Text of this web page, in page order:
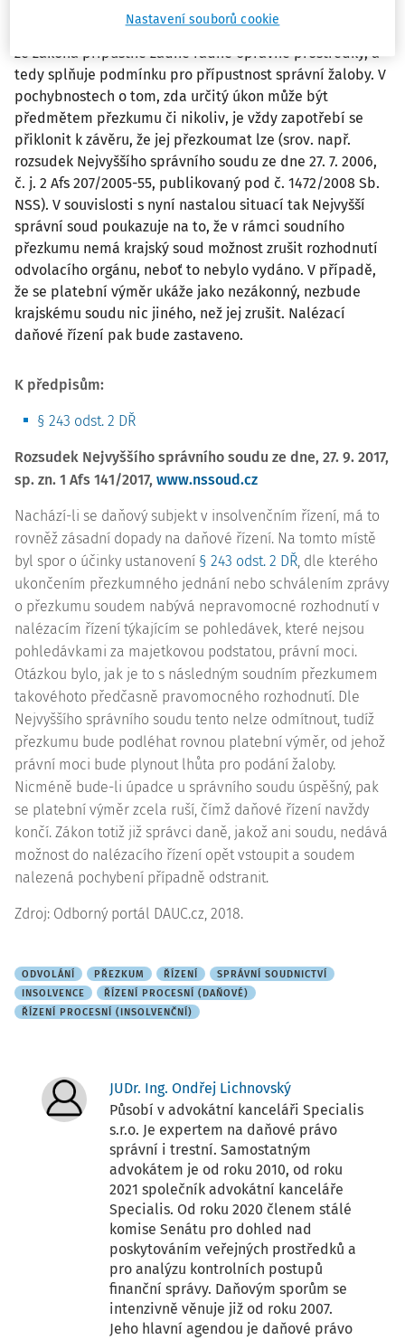
přezkumu takového rozhodnutí soudem, je proto nutno
na něj nahlížet jako na rozhodnutí, proti kterému nejsou
ze zákona přípustné žádné řádné opravné prostředky, a
tedy splňuje podmínku pro přípustnost správní žaloby. V
pochybnostech o tom, zda určitý úkon může být
předmětem přezkumu či nikoliv, je vždy zapotřebí se
přiklonit k závěru, že jej přezkoumat lze (srov. např.
rozsudek Nejvyššího správního soudu ze dne 27. 7. 2006,
č. j. 2 Afs 207/2005-55, publikovaný pod č. 1472/2008 Sb.
NSS). V souvislosti s nyní nastalou situací tak Nejvyšší
správní soud poukazuje na to, že v rámci soudního
přezkumu nemá krajský soud možnost zrušit rozhodnutí
odvolacího orgánu, neboť to nebylo vydáno. V případě,
že se platební výměr ukáže jako nezákonný, nezbude
krajskému soudu nic jiného, než jej zrušit. Nalézací
daňové řízení pak bude zastaveno.
K předpisům:
§ 243 odst. 2 DŘ
Rozsudek Nejvyššího správního soudu ze dne, 27. 9. 2017,
sp. zn. 1 Afs 141/2017, www.nssoud.cz
Nachází-li se daňový subjekt v insolvenčním řízení, má to
rovněž zásadní dopady na daňové řízení. Na tomto místě
byl spor o účinky ustanovení § 243 odst. 2 DŘ, dle kterého
ukončením přezkumného jednání nebo schválením zprávy
o přezkumu soudem nabývá nepravomocné rozhodnutí v
nalézacím řízení týkajícím se pohledávek, které nejsou
pohledávkami za majetkovou podstatou, právní moci.
Otázkou bylo, jak je to s následným soudním přezkumem
takovéhoto předčasně pravomocného rozhodnutí. Dle
Nejvyššího správního soudu tento nelze odmítnout, tudíž
přezkumu bude podléhat rovnou platební výměr, od jehož
právní moci bude plynout lhůta pro podání žaloby.
Nicméně bude-li úpadce u správního soudu úspěšný, pak
se platební výměr zcela ruší, čímž daňové řízení navždy
končí. Zákon totiž již správci daně, jakož ani soudu, nedává
možnost do nalézacího řízení opět vstoupit a soudem
nalezená pochybení případně odstranit.
Zdroj: Odborný portál DAUC.cz, 2018.
ODVOLÁNÍ PŘEZKUM ŘÍZENÍ
SPRÁVNÍ SOUDNICTVÍ
INSOLVENCE
ŘÍZENÍ PROCESNÍ (DAŇOVÉ)
ŘÍZENÍ PROCESNÍ (INSOLVENČNÍ)
JUDr. Ing. Ondřej Lichnovský
Působí v advokátní kanceláři Specialis
s.r.o. Je expertem na daňové právo
správní i trestní. Samostatným
advokátem je od roku 2010, od roku
2021 společník advokátní kanceláře
Specialis. Od roku 2020 členem stálé
komise Senátu pro dohled nad
poskytováním veřejných prostředků a
pro analýzu kontrolních postupů
finanční správy. Daňovým sporům se
intenzivně věnuje již od roku 2007.
Jeho hlavní agendou je daňové právo
Nastavení souborů cookie